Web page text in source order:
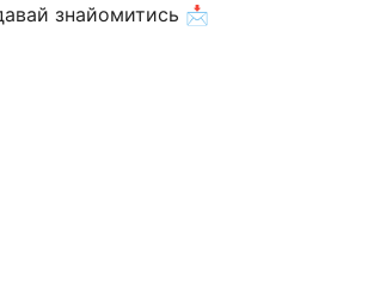
знайомитись 📩